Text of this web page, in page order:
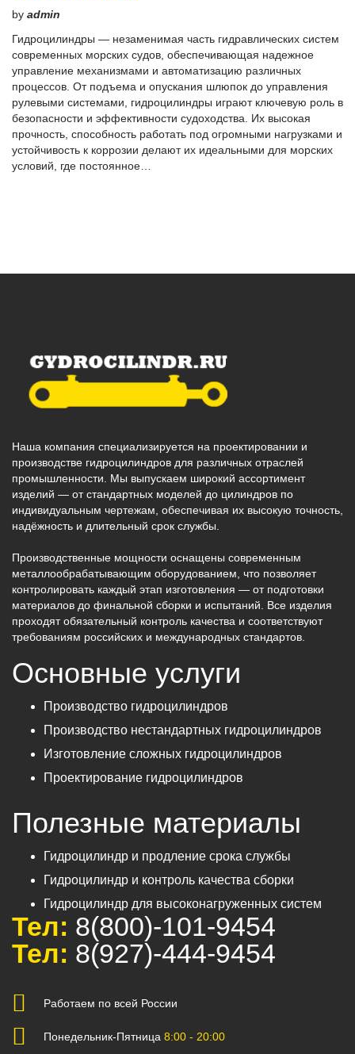
by admin
Гидроцилиндры — незаменимая часть гидравлических систем
современных морских судов, обеспечивающая надежное
управление механизмами и автоматизацию различных
процессов. От подъема и опускания шлюпок до управления
рулевыми системами, гидроцилиндры играют ключевую роль в
безопасности и эффективности судоходства. Их высокая
прочность, способность работать под огромными нагрузками и
устойчивость к коррозии делают их идеальными для морских
условий, где постоянное…
Наша компания специализируется на проектировании и
производстве гидроцилиндров для различных отраслей
промышленности. Мы выпускаем широкий ассортимент
изделий — от стандартных моделей до цилиндров по
индивидуальным чертежам, обеспечивая их высокую точность,
надёжность и длительный срок службы.
Производственные мощности оснащены современным
металлообрабатывающим оборудованием, что позволяет
контролировать каждый этап изготовления — от подготовки
материалов до финальной сборки и испытаний. Все изделия
проходят обязательный контроль качества и соответствуют
требованиям российских и международных стандартов.
Основные услуги
Производство гидроцилиндров
Производство нестандартных гидроцилиндров
Изготовление сложных гидроцилиндров
Проектирование гидроцилиндров
Полезные материалы
Гидроцилиндр и продление срока службы
Гидроцилиндр и контроль качества сборки
Гидроцилиндр для высоконагруженных систем
Тел: 8(800)-101-9454
Тел: 8(927)-444-9454
Работаем по всей России
Понедельник-Пятница 8:00 - 20:00